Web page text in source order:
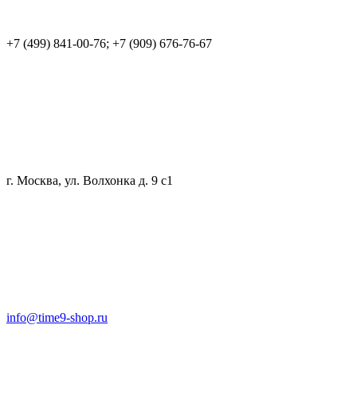
+7 (499) 841-00-76; +7 (909) 676-76-67
г. Москва, ул. Волхонка д. 9 с1
info@time9-shop.ru